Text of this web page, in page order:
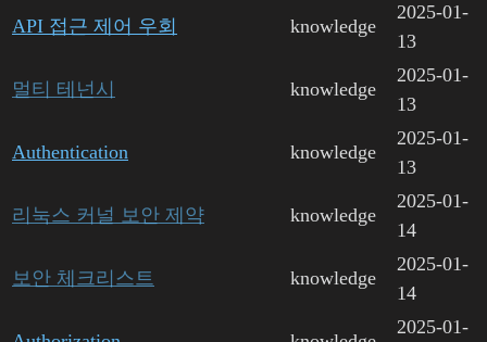
API 접근 제어 우회 knowledge
2025-01-
13
멀티 테넌시 knowledge
2025-01-
13
Authentication knowledge
2025-01-
13
리눅스 커널 보안 제약 knowledge
2025-01-
14
보안 체크리스트 knowledge
2025-01-
14
2025-01-